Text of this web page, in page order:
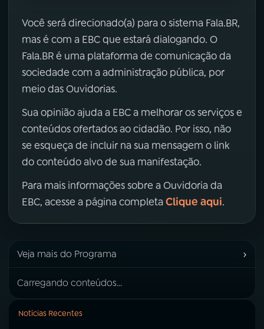
Você será direcionado(a) para o sistema Fala.BR,
mas é com a EBC que estará dialogando. O
Fala.BR é uma plataforma de comunicação da
sociedade com a administração pública, por
meio das Ouvidorias.
Sua opinião ajuda a EBC a melhorar os serviços e
conteúdos ofertados ao cidadão. Por isso, não
se esqueça de incluir na sua mensagem o link
do conteúdo alvo de sua manifestação.
Para mais informações sobre a Ouvidoria da
EBC, acesse a página completa Clique aqui.
Veja mais do Programa ›
Carregando conteúdos...
Notícias Recentes